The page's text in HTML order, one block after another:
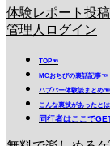
体験レポート投稿
管理人ログイン
TOP☜
MCおちびの裏話記事☜
ハプバー体験談まとめ☜
こんな裏技があったと
同行者はここで